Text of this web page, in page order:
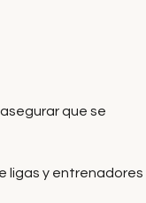
que se
ligas y entrenadores